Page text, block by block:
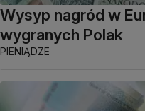
Wysyp nagród w
wygranych Polak
PIENIĄDZE